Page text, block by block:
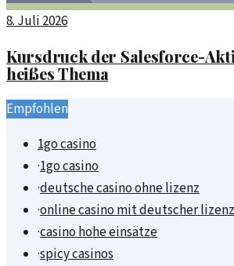
8. Juli 2026
Kursdruck der Salesforce-
heißes Thema
Empfohlen
1go casino
·1go casino
·deutsche casino ohne lizenz
·online casino mit deutscher lizenz
·casino hohe einsätze
·spicy casinos